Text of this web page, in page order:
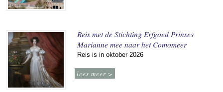
Reis met de Stichting Erfgoed Prinses
Marianne mee naar het Comomeer
Reis is in oktober 2026
lees meer >